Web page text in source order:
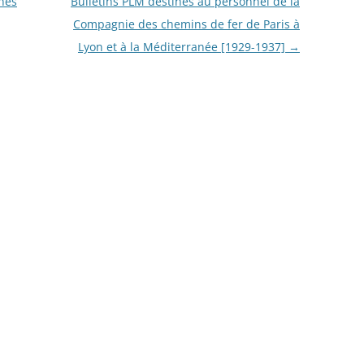
AUTORITÉS DU REICH, 16
SOLDATS DU 147E
Compagnie des chemins de fer de Paris à
Lyon et à la Méditerranée [1929-1937] →